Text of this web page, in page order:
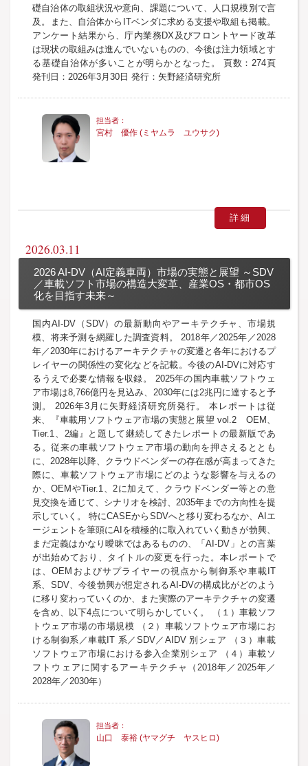
礎自治体の取組状況や意向、課題について、人口規模別で言
及。また、自治体からITベンダに求める支援や取組も掲載。
アンケート結果から、庁内業務DX及びフロントヤード改革
は現状の取組みは進んでいないものの、今後は注力領域とす
る基礎自治体が多いことが明らかとなった。 頁数：274頁
発刊日：2026年3月30日 発行：矢野経済研究所
宮村 優作 (ミヤムラ ユウサク)
詳細
2026.03.11
2026 AI-DV（AI定義車両）市場の実態と展望 ～SDV
／車載ソフト市場の構造大変革、産業OS・都市OS
化を目指す未来～
国内AI-DV（SDV）の最新動向やアーキテクチャ、市場規
模、将来予測を網羅した調査資料。 2018年／2025年／2028
年／2030年におけるアーキテクチャの変遷と各年におけるプ
レイヤーの関係性の変化などを記載。今後のAI-DVに対応す
るうえで必要な情報を収録。 2025年の国内車載ソフトウェ
ア市場は8,766億円を見込み、2030年には2兆円に達すると予
測。 2026年3月に矢野経済研究所発行。 本レポートは従
来、『車載用ソフトウェア市場の実態と展望 vol.2 OEM、
Tier.1、2編』と題して継続してきたレポートの最新版であ
る。従来の車載ソフトウェア市場の動向を押さえるととも
に、2028年以降、クラウドベンダーの存在感が高まってきた
際に、車載ソフトウェア市場にどのような影響を与えるの
か、OEMやTier.1、2に加えて、クラウドベンダー等との意
見交換を通じて、シナリオを検討、2035年までの方向性を提
示していく。 特にCASEからSDVへと移り変わるなか、AIエ
ージェントを筆頭にAIを積極的に取入れていく動きが勃興、
まだ定義はかなり曖昧ではあるものの、「AI-DV」との言葉
が出始めており、タイトルの変更を行った。本レポートで
は、OEMおよびサプライヤーの視点から制御系や車載IT
系、SDV、今後勃興が想定されるAI-DVの構成比がどのよう
に移り変わっていくのか、また実際のアーキテクチャの変遷
を含め、以下4点について明らかしていく。 （１）車載ソフ
トウェア市場の市場規模 （２）車載ソフトウェア市場にお
ける制御系／車載IT 系／SDV／AIDV 別シェア （３）車載
ソフトウェア市場における参入企業別シェア （４）車載ソ
フトウェアに関するアーキテクチャ（2018年／2025年／
2028年／2030年）
山口 泰裕 (ヤマグチ ヤスヒロ)